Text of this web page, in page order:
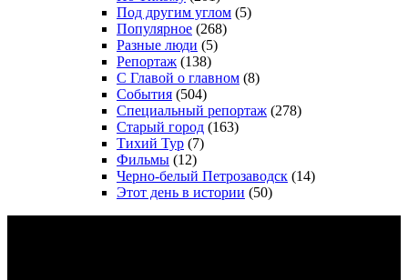
Под другим углом (5)
Популярное (268)
Разные люди (5)
Репортаж (138)
С Главой о главном (8)
События (504)
Специальный репортаж (278)
Старый город (163)
Тихий Тур (7)
Фильмы (12)
Черно-белый Петрозаводск (14)
Этот день в истории (50)